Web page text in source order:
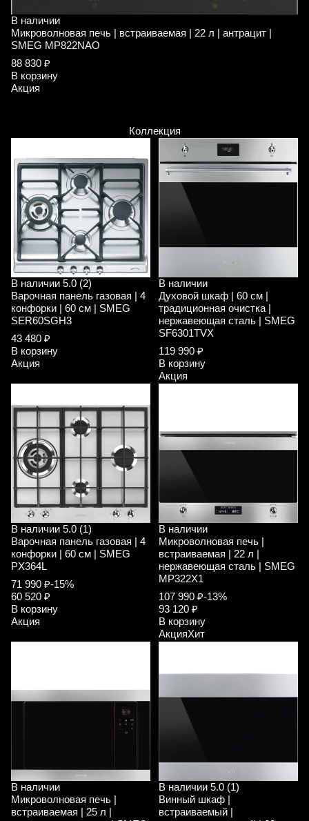
В наличии
Микроволновая печь | встраиваемая | 22 л | антрацит |
SMEG MP822NAO
88 830 ₽
В корзину
Акция
Коллекция
В наличии 5.0 (2)
Варочная панель газовая | 4
конфорки | 60 см | SMEG
SER60SGH3
43 480 ₽
В корзину
Акция
В наличии
Духовой шкаф | 60 см |
традиционная очистка |
нержавеющая сталь | SMEG
SF6301TVX
119 990 ₽
В корзину
Акция
В наличии 5.0 (1)
Варочная панель газовая | 4
конфорки | 60 см | SMEG
PX364L
71 990 ₽-15%
60 520 ₽
В корзину
Акция
В наличии
Микроволновая печь |
встраиваемая | 22 л |
нержавеющая сталь | SMEG
MP322X1
107 990 ₽-13%
93 120 ₽
В корзину
АкцияХит
В наличии
Микроволновая печь |
встраиваемая | 25 л |
В наличии 5.0 (1)
Винный шкаф |
встраиваемый |